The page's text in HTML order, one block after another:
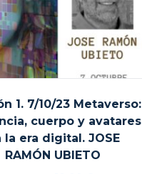
1. 7/10/23 Metaverso:
cuerpo y avatares
la era digital. JOSE
RAMÓN UBIETO